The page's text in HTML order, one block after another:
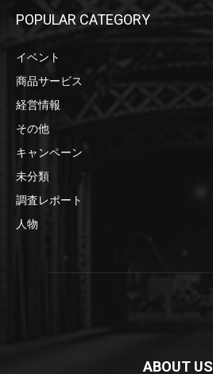
POPULAR CATEGORY
イベント
商品サービス
経営情報
その他
キャンペーン
未分類
調査レポート
人物
ABOUT US